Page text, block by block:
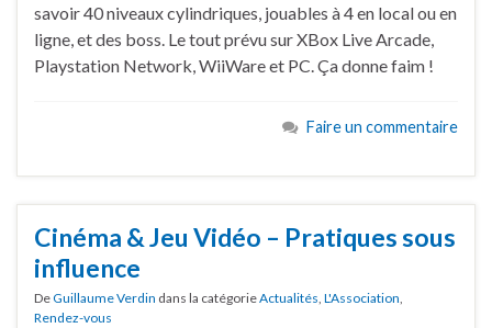
savoir 40 niveaux cylindriques, jouables à 4 en local ou en
ligne, et des boss. Le tout prévu sur XBox Live Arcade,
Playstation Network, WiiWare et PC. Ça donne faim !
Faire un commentaire
Cinéma & Jeu Vidéo – Pratiques sous
influence
DeGuillaume Verdin dans la catégorieActualités, L'Association,
Rendez-vous